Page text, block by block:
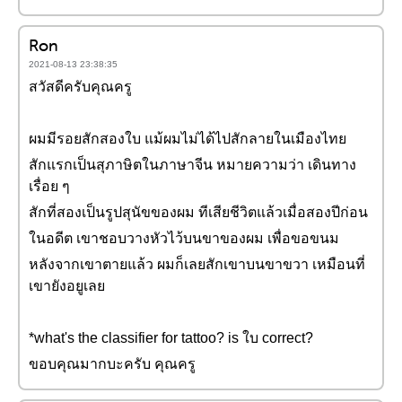
Ron
2021-08-13 23:38:35
สวัสดีครับคุณครู
ผมมีรอยสักสองใบ แม้ผมไม่ได้ไปสักลายในเมืองไทย
สักแรกเป็นสุภาษิตในภาษาจีน หมายความว่า เดินทาง
เรื่อย ๆ
สักที่สองเป็นรูปสุนัขของผม ทีเสียชีวิตแล้วเมื่อสองปีก่อน
ในอดีต เขาชอบวางหัวไว้บนขาของผม เพื่อขอขนม
หลังจากเขาตายแล้ว ผมก็เลยสักเขาบนขาขวา เหมือนที่
เขายังอยูเลย
*what's the classifier for tattoo? is ใบ correct?
ขอบคุณมากบะครับ คุณครู